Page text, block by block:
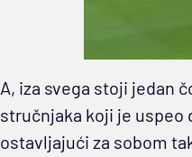
A, iza svega stoji jedan
stručnjaka koji je uspeo
ostavljajući za sobom